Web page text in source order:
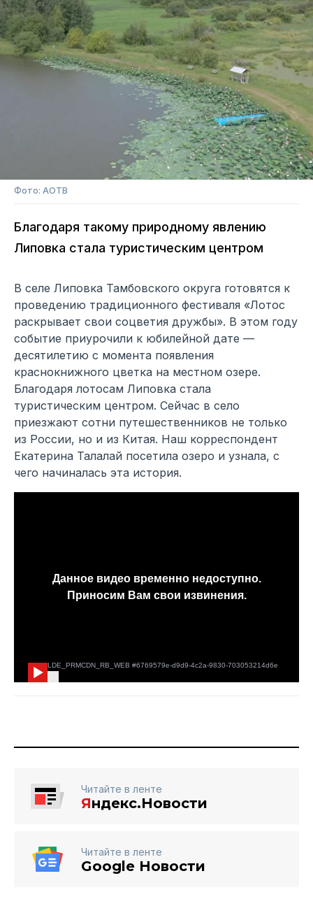
Фото: АОТВ
Благодаря такому природному явлению
Липовка стала туристическим центром
В селе Липовка Тамбовского округа готовятся к
проведению традиционного фестиваля «Лотос
раскрывает свои соцветия дружбы». В этом году
событие приурочили к юбилейной дате —
десятилетию с момента появления
краснокнижного цветка на местном озере.
Благодаря лотосам Липовка стала
туристическим центром. Сейчас в село
приезжают сотни путешественников не только
из России, но и из Китая. Наш корреспондент
Екатерина Талалай посетила озеро и узнала, с
чего начиналась эта история.
Читайте в ленте
Яндекс.Новости
Читайте в ленте
Google Новости